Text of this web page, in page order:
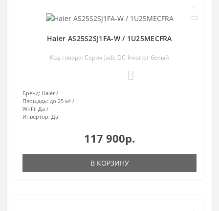
Haier AS25S2SJ1FA-W / 1U25MECFRA
Код товара: Серия Jade DC-Inverter белый
Бренд: Haier
Площадь: до 25 м²
Wi-Fi: Да
Инвертор: Да
117 900р.
В КОРЗИНУ